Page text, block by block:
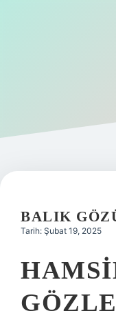
Gizlilik Politikası
Yasal Uyarı
BALIK
Tarih: Şubat 19, 2025